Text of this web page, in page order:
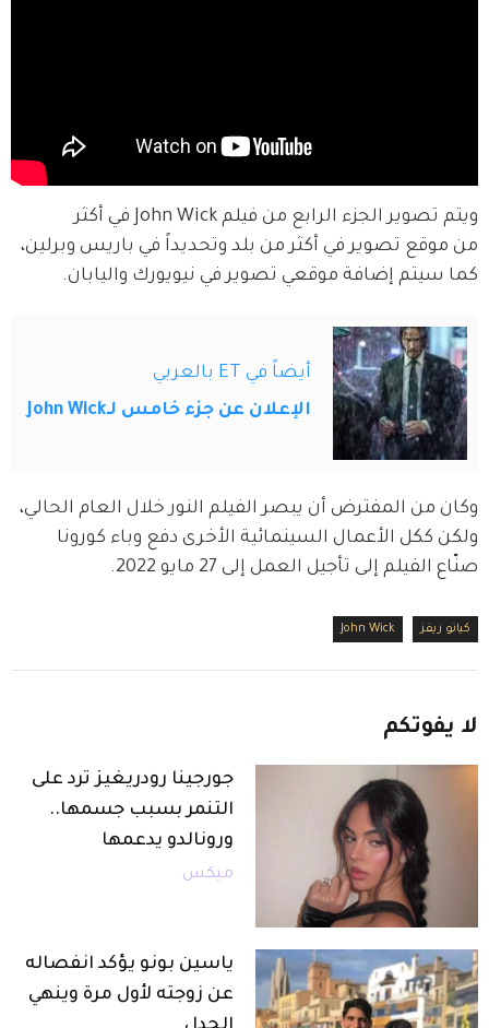
ويتم تصوير الجزء الرابع من فيلم John Wick في أكثر
من موقع تصوير في أكثر من بلد وتحديداً في باريس وبرلين،
كما سيتم إضافة موقعي تصوير في نيويورك واليابان.
أيضاً في ET بالعربي
الإعلان عن جزء خامس لـJohn Wick
وكان من المفترض أن يبصر الفيلم النور خلال العام الحالي،
ولكن ككل الأعمال السينمائية الأخرى دفع وباء كورونا
صنّاع الفيلم إلى تأجيل العمل إلى 27 مايو 2022.
كيانو ريفز John Wick
لا يفوتكم
جورجينا رودريغيز ترد على
التنمر بسبب جسمها..
ورونالدو يدعمها
ميكس
ياسين بونو يؤكد انفصاله
عن زوجته لأول مرة وينهي